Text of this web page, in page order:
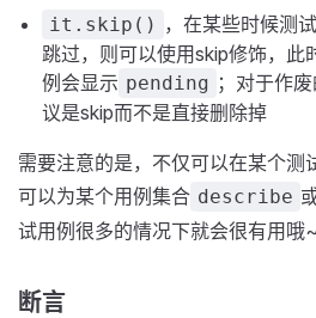
it.skip() ，在某些时候测
跳过，则可以使用skip修饰，此
例会显示 pending ；对于作
议是skip而不是直接删除掉
需要注意的是，不仅可以在某个测
可以为某个用例集合 describe
试用例很多的情况下就会很有用哦~
断言